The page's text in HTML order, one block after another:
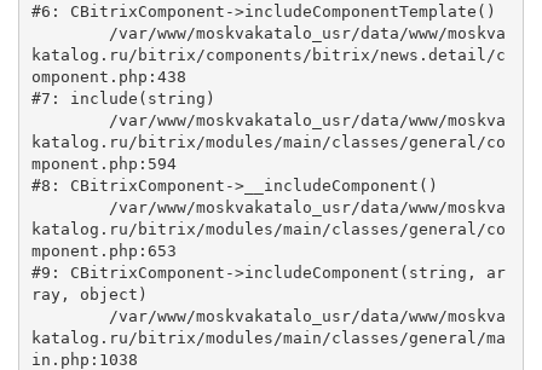
#6: CBitrixComponent->includeComponentTemplate()
katalog.ru/bitrix/components/bitrix/news.detail/c
omponent.php:438
#7: include(string)
katalog.ru/bitrix/modules/main/classes/general/co
mponent.php:594
#8: CBitrixComponent->__includeComponent()
katalog.ru/bitrix/modules/main/classes/general/co
mponent.php:653
#9: CBitrixComponent->includeComponent(string, ar
ray, object)
katalog.ru/bitrix/modules/main/classes/general/ma
in.php:1038